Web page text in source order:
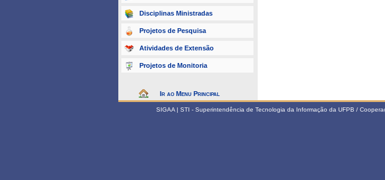
Disciplinas Ministradas
Projetos de Pesquisa
Atividades de Extensão
Projetos de Monitoria
Ir ao Menu Principal
SIGAA | STI - Superintendência de Tecnologia da Informação da UFPB /